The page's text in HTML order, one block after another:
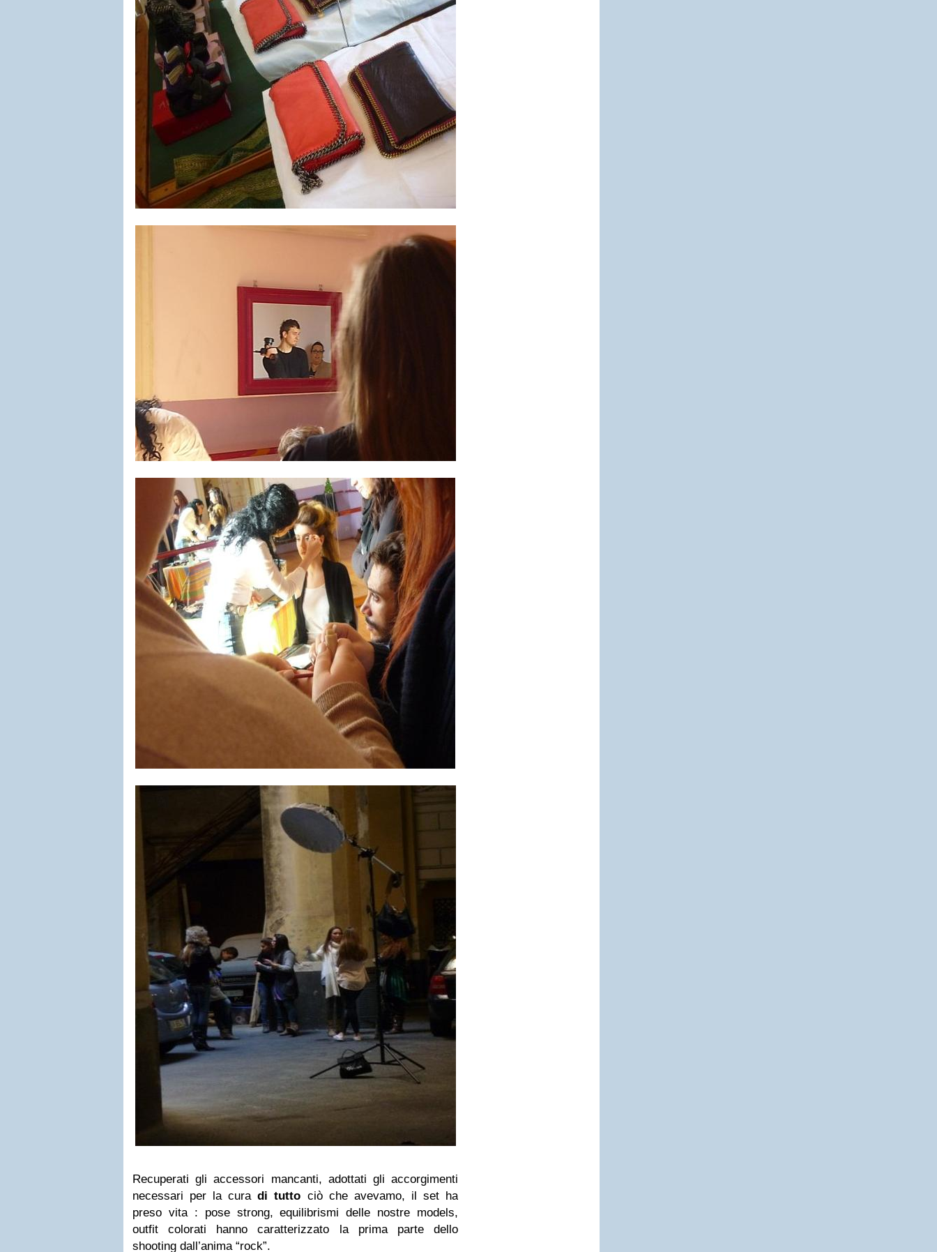
Recuperati gli accessori mancanti, adottati gli accorgimenti
necessari per la curadi tutto ciò che avevamo, il set ha
preso vita : pose strong, equilibrismi delle nostre models,
outfit colorati hanno caratterizzato la prima parte dello
shooting dall’anima “rock”.